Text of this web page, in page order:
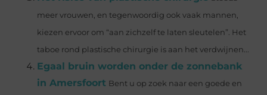
meer vrouwen, en tegenwoordig ook vaak mannen,
kiezen ervoor om “aan zichzelf te laten sleutelen”. Het
taboe rond plastische chirurgie is aan het verdwijnen...
Egaal bruin worden onder de zonnebank
in Amersfoort Bent u op zoek naar een goede en